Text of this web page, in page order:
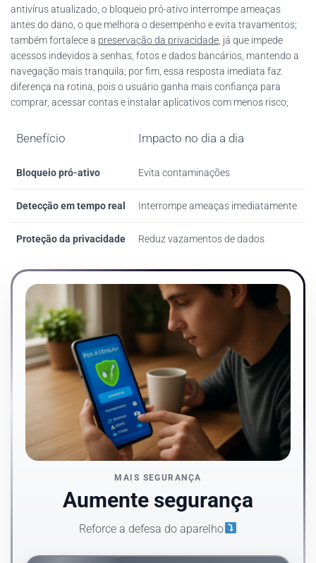
antivírus atualizado, o bloqueio pró-ativo interrompe ameaças
antes do dano, o que melhora o desempenho e evita travamentos;
também fortalece a preservação da privacidade , já que impede
acessos indevidos a senhas, fotos e dados bancários, mantendo a
navegação mais tranquila; por fim, essa resposta imediata faz
diferença na rotina, pois o usuário ganha mais confiança para
comprar, acessar contas e instalar aplicativos com menos risco;
Benefício Impacto no dia a dia
Bloqueio pró-ativo Evita contaminações
Detecção em tempo real Interrompe ameaças imediatamente
Proteção da privacidade Reduz vazamentos de dados
MAIS SEGURANÇA
Aumente segurança
Reforce a defesa do aparelho